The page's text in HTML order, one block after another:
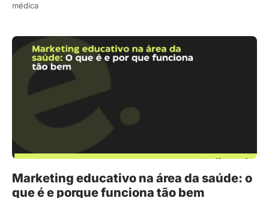
médica
Marketing educativo na área da saúde: o
que é e porque funciona tão bem